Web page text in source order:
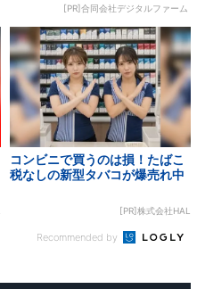
[PR]合同会社デジタルファーム
コンビニで買うのは損！たばこ
税なしの新型タバコが爆売れ中
[PR]株式会社HAL
Recommended by